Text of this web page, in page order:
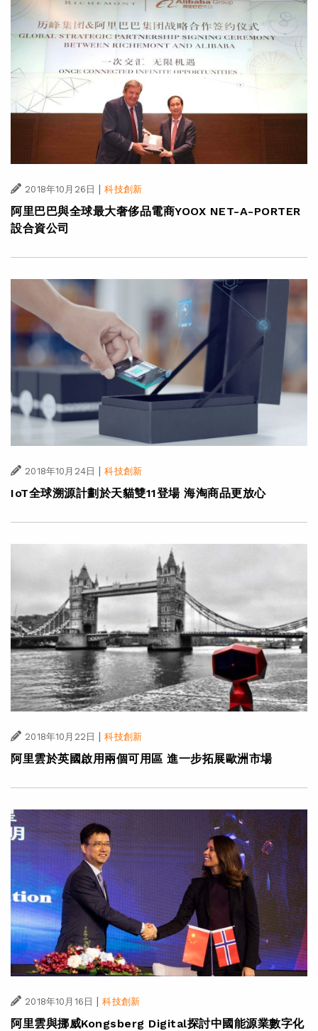
2018年10月26日 | 科技創新
阿里巴巴與全球最大奢侈品電商YOOX NET-A-PORTER
設合資公司
2018年10月24日 科技創新
IoT全球溯源計劃於天貓雙11登場 海淘商品更放心
2018年10月22日 | 科技創新
阿里雲於英國啟用兩個可用區 進一步拓展歐洲市場
2018年10月16日 | 科技創新
阿里雲與挪威Kongsberg Digital探討中國能源業數字化